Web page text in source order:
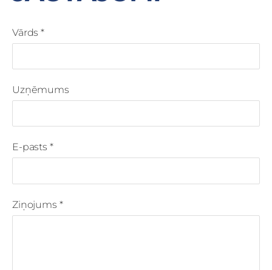
Vārds*
Uzņēmums
E-pasts *
Ziņojums *